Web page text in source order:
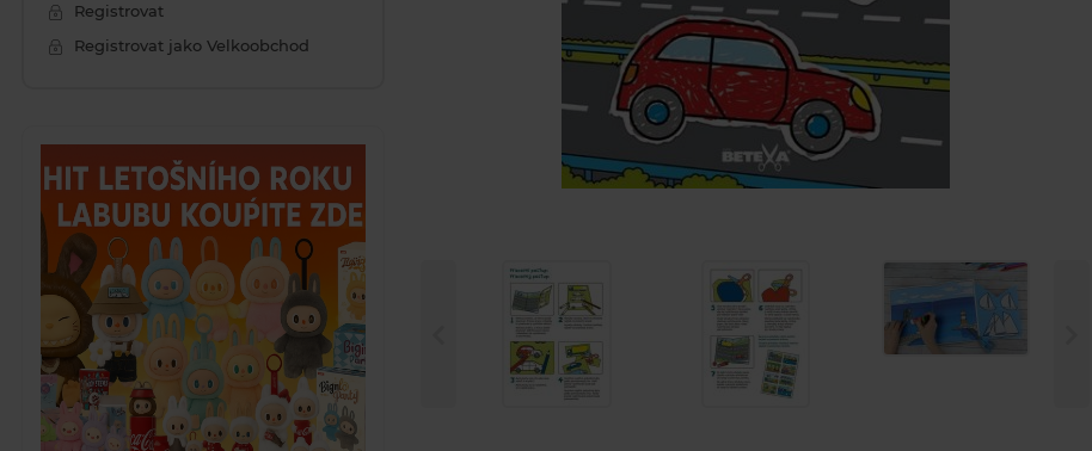
Registrovat
Registrovat jako Velkoobchod